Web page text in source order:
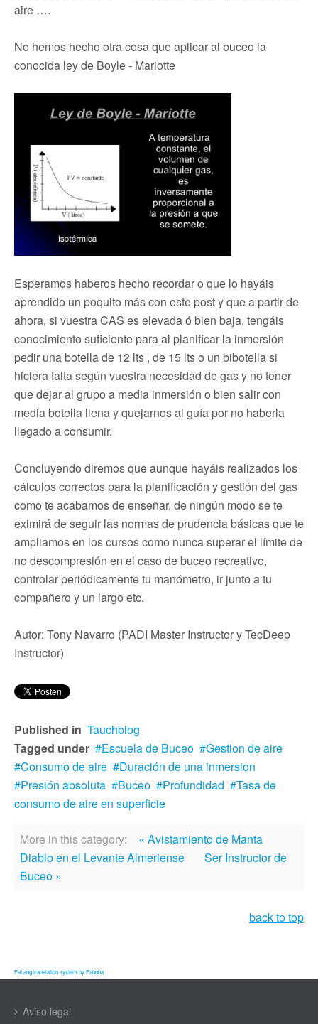
aire ….
No hemos hecho otra cosa que aplicar al buceo la
conocida ley de Boyle - Mariotte
Esperamos haberos hecho recordar o que lo hayáis
aprendido un poquito más con este post y que a partir de
ahora, si vuestra CAS es elevada ó bien baja, tengáis
conocimiento suficiente para al planificar la inmersión
pedir una botella de 12 lts , de 15 lts o un bibotella si
hiciera falta según vuestra necesidad de gas y no tener
que dejar al grupo a media inmersión o bien salir con
media botella llena y quejarnos al guía por no haberla
llegado a consumir.
Concluyendo diremos que aunque hayáis realizados los
cálculos correctos para la planificación y gestión del gas
como te acabamos de enseñar, de ningún modo se te
eximirá de seguir las normas de prudencia básicas que te
ampliamos en los cursos como nunca superar el límite de
no descompresión en el caso de buceo recreativo,
controlar periódicamente tu manómetro, ir junto a tu
compañero y un largo etc.
Autor: Tony Navarro (PADI Master Instructor y TecDeep
Instructor)
Published in Tauchblog
Tagged under
Escuela de Buceo
Gestion de aire
Consumo de aire
Duración de una inmersion
Presión absoluta
Buceo Profundidad
Tasa de
consumo de aire en superficie
More in this category:
« Avistamiento de Manta
Diablo en el Levante Almeriense
Ser Instructor de
Buceo »
back to top
FaLang translation system by Faboba
Aviso legal